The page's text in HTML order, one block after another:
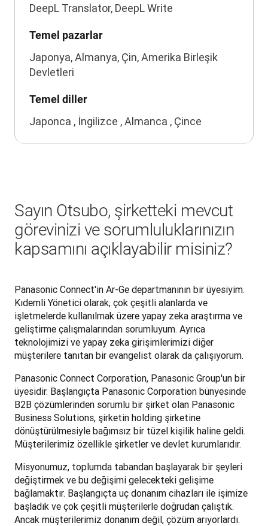
DeepL Translator, DeepL Write
Temel pazarlar
Japonya, Almanya, Çin, Amerika Birleşik
Devletleri
Temel diller
Japonca , İngilizce , Almanca , Çince
Sayın Otsubo, şirketteki mevcut
görevinizi ve sorumluluklarınızın
kapsamını açıklayabilir misiniz?
Panasonic Connect'in Ar-Ge departmanının bir üyesiyim.
Kıdemli Yönetici olarak, çok çeşitli alanlarda ve
işletmelerde kullanılmak üzere yapay zeka araştırma ve
geliştirme çalışmalarından sorumluyum. Ayrıca
teknolojimizi ve yapay zeka girişimlerimizi diğer
müşterilere tanıtan bir evangelist olarak da çalışıyorum.
Panasonic Connect Corporation, Panasonic Group'un bir
üyesidir. Başlangıçta Panasonic Corporation bünyesinde
B2B çözümlerinden sorumlu bir şirket olan Panasonic
Business Solutions, şirketin holding şirketine
dönüştürülmesiyle bağımsız bir tüzel kişilik haline geldi.
Müşterilerimiz özellikle şirketler ve devlet kurumlarıdır.
Misyonumuz, toplumda tabandan başlayarak bir şeyleri
değiştirmek ve bu değişimi gelecekteki gelişime
bağlamaktır. Başlangıçta uç donanım cihazları ile işimize
başladık ve çok çeşitli müşterilerle doğrudan çalıştık.
Ancak müşterilerimiz donanım değil, çözüm arıyorlardı.